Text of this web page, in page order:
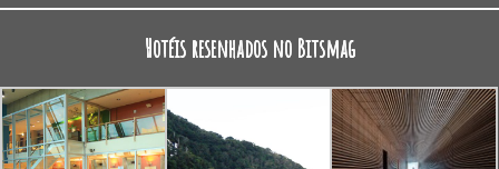
Hotéis resenhados no Bitsmag